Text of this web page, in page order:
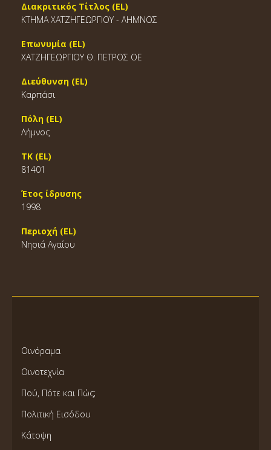
Διακριτικός Τίτλος (EL)
ΚΤΗΜΑ ΧΑΤΖΗΓΕΩΡΓΙΟΥ - ΛΗΜΝΟΣ
Επωνυμία (EL)
ΧΑΤΖΗΓΕΩΡΓΙΟΥ Θ. ΠΕΤΡΟΣ ΟΕ
Διεύθυνση (EL)
Καρπάσι
Πόλη (EL)
Λήμνος
ΤΚ (EL)
81401
Έτος ίδρυσης
1998
Περιοχή (EL)
Νησιά Αγαίου
Οινόραμα
Οινοτεχνία
Πού, Πότε και Πώς;
Πολιτική Εισόδου
Κάτοψη